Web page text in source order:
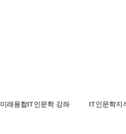
미래융합IT인문학 강좌 IT인문학지